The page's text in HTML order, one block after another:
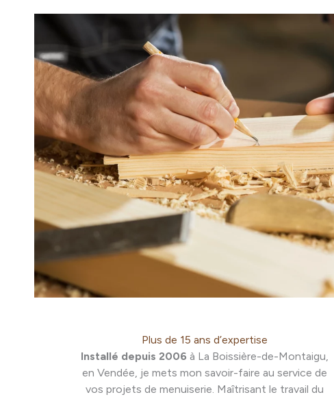
Plus de 15 ans d’expertise
Installé depuis 2006 à La Boissière-de-Montaigu,
en Vendée, je mets mon savoir-faire au service de
vos projets de menuiserie. Maîtrisant le travail du